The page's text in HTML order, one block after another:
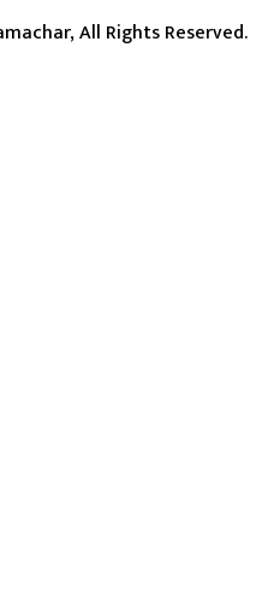
All Rights Reserved.